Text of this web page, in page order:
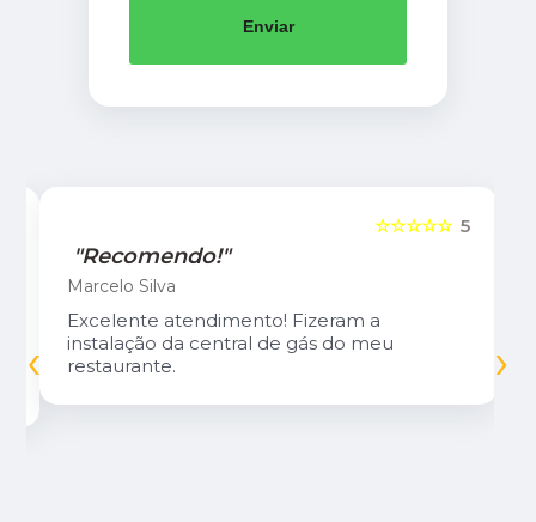
Enviar
5
☆☆☆☆☆
"Recomendo!"
Marcelo Silva
Excelente atendimento! Fizeram a
instalação da central de gás do meu
restaurante.
‹ ›